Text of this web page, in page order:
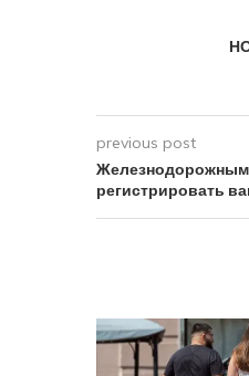
previous post
регистрировать